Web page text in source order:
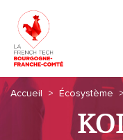
Accueil Écosystème